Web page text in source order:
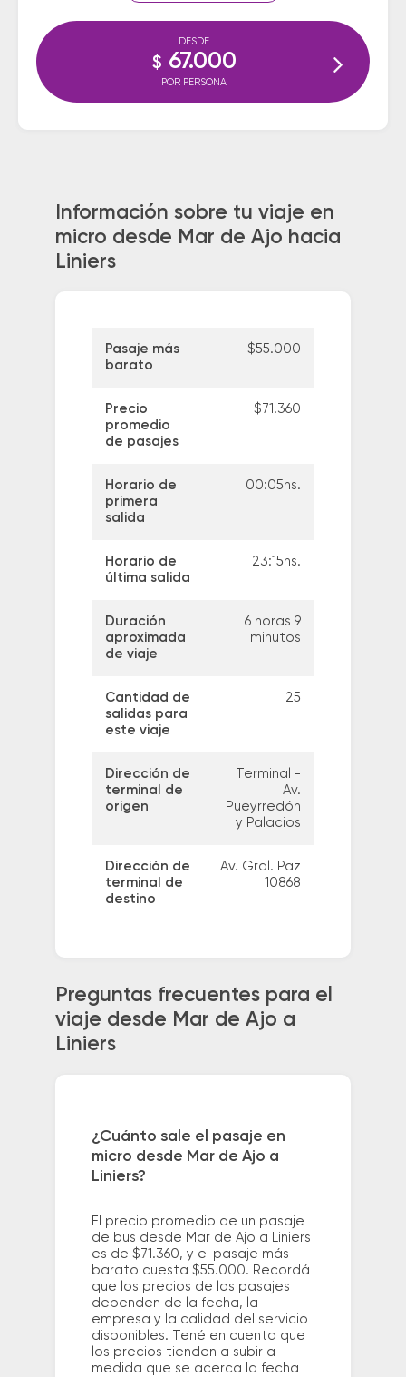
DESDE
$ 67.000
POR PERSONA
Información sobre tu viaje en
micro desde Mar de Ajo hacia
Liniers
Pasaje más
barato
$55.000
Precio
promedio
de pasajes
$71.360
Horario de
primera
salida
00:05hs.
Horario de
última salida
23:15hs.
Duración
aproximada
de viaje
6 horas 9
minutos
Cantidad de
salidas para
este viaje
25
Dirección de
terminal de
origen
Terminal -
Av.
Pueyrredón
y Palacios
Dirección de
terminal de
destino
Av. Gral. Paz
10868
Preguntas frecuentes para el
viaje desde Mar de Ajo a
Liniers
¿Cuánto sale el pasaje en
micro desde Mar de Ajo a
Liniers?
El precio promedio de un pasaje
de bus desde Mar de Ajo a Liniers
es de $71.360, y el pasaje más
barato cuesta $55.000. Recordá
que los precios de los pasajes
dependen de la fecha, la
empresa y la calidad del servicio
disponibles. Tené en cuenta que
los precios tienden a subir a
medida que se acerca la fecha